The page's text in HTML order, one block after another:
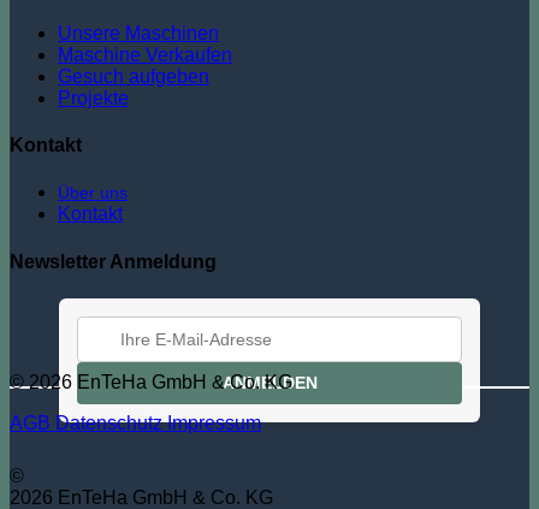
Unsere Maschinen
Maschine Verkaufen
Gesuch aufgeben
Projekte
Kontakt
Über uns
Kontakt
Newsletter Anmeldung
ANMELDEN
© 2026 EnTeHa GmbH & Co. KG
AGB Datenschutz Impressum
©
2026 EnTeHa GmbH & Co. KG